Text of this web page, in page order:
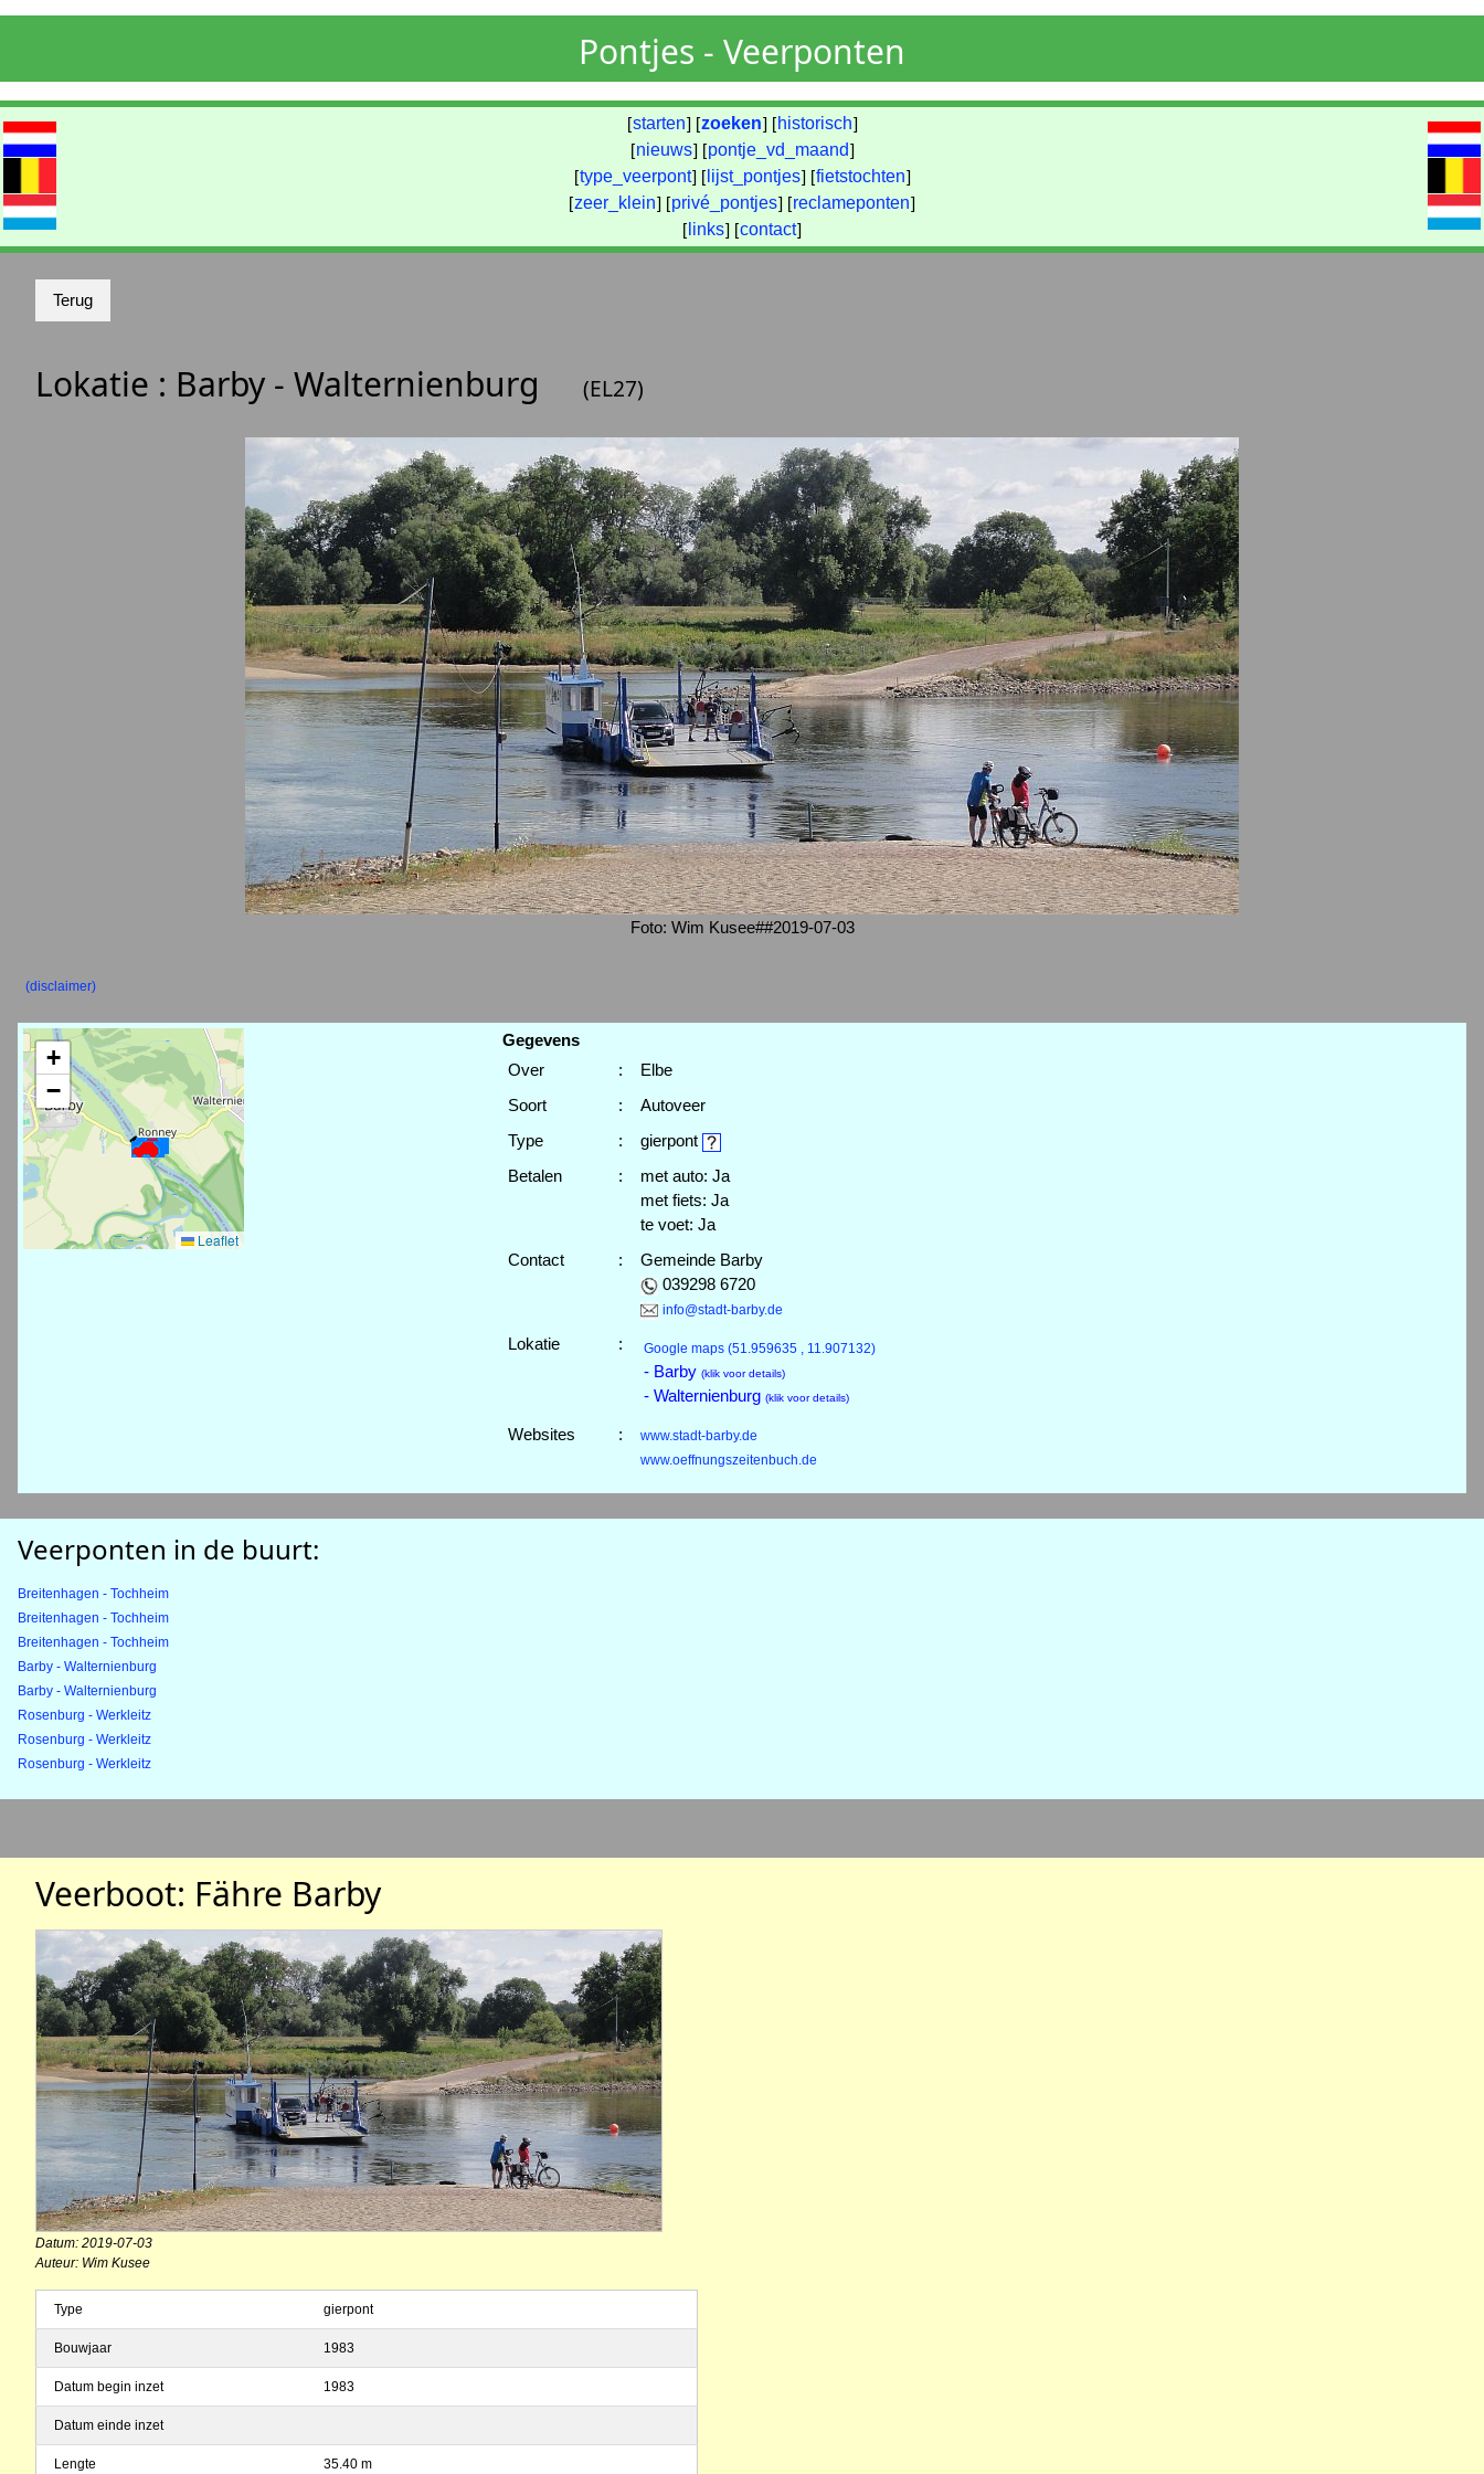
Pontjes - Veerponten
[starten] [zoeken] [ historisch]
[nieuws] [pontje_vd_maand]
[type_veerpont] [ lijst_pontjes] [fietstochten]
[zeer_klein] [privé_pontjes] [reclameponten]
[ links] [contact]
Lokatie : Barby - Walternienburg (EL27)
Foto: Wim Kusee##2019-07-03
(disclaimer)
+
−
Leaflet
Gegevens
Over
:
Elbe
Soort
:
Autoveer
Type
:
gierpont
Betalen
:
met auto: Ja
met fiets: Ja
te voet: Ja
Contact
:
Gemeinde Barby
039298 6720
info@stadt-barby.de
Lokatie : Google maps (51.959635 , 11.907132)
- Barby (klik voor details)
- Walternienburg (klik voor details)
Websites :
www.stadt-barby.de
www.oeffnungszeitenbuch.de
Veerponten in de buurt:
Breitenhagen - Tochheim
Breitenhagen - Tochheim
Breitenhagen - Tochheim
Barby - Walternienburg
Barby - Walternienburg
Rosenburg - Werkleitz
Rosenburg - Werkleitz
Rosenburg - Werkleitz
Veerboot: Fähre Barby
Datum: 2019-07-03
Auteur: Wim Kusee
Type gierpont
Bouwjaar 1983
Datum begin inzet 1983
Datum einde inzet
Lengte 35.40 m